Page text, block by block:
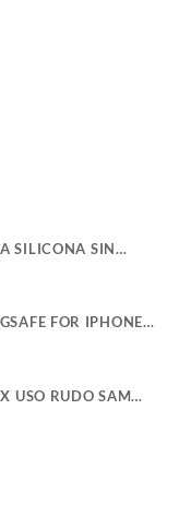
SILICONA SIN
FOR IPHONE
USO RUDO SAM